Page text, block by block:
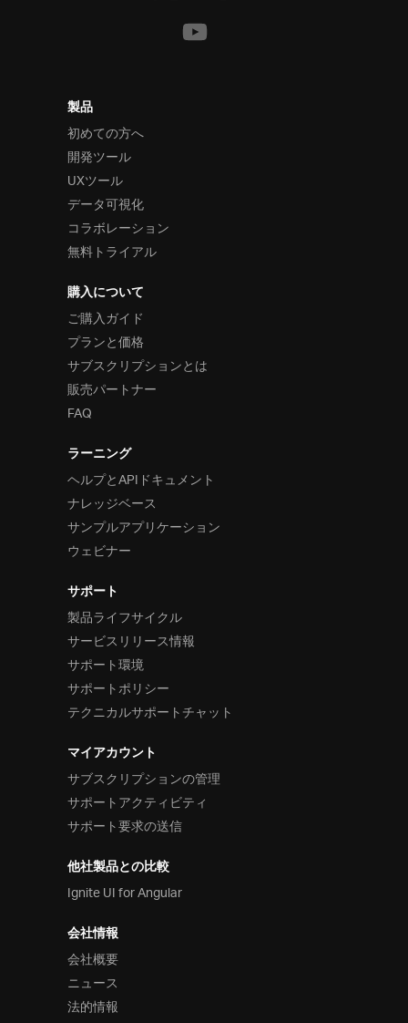
製品
初めての方へ
開発ツール
UXツール
データ可視化
コラボレーション
無料トライアル
購入について
ご購入ガイド
プランと価格
サブスクリプションとは
販売パートナー
FAQ
ラーニング
ヘルプとAPIドキュメント
ナレッジベース
サンプルアプリケーション
ウェビナー
サポート
製品ライフサイクル
サービスリリース情報
サポート環境
サポートポリシー
テクニカルサポートチャット
マイアカウント
サブスクリプションの管理
サポートアクティビティ
サポート要求の送信
他社製品との比較
Ignite UI for Angular
会社情報
会社概要
ニュース
法的情報